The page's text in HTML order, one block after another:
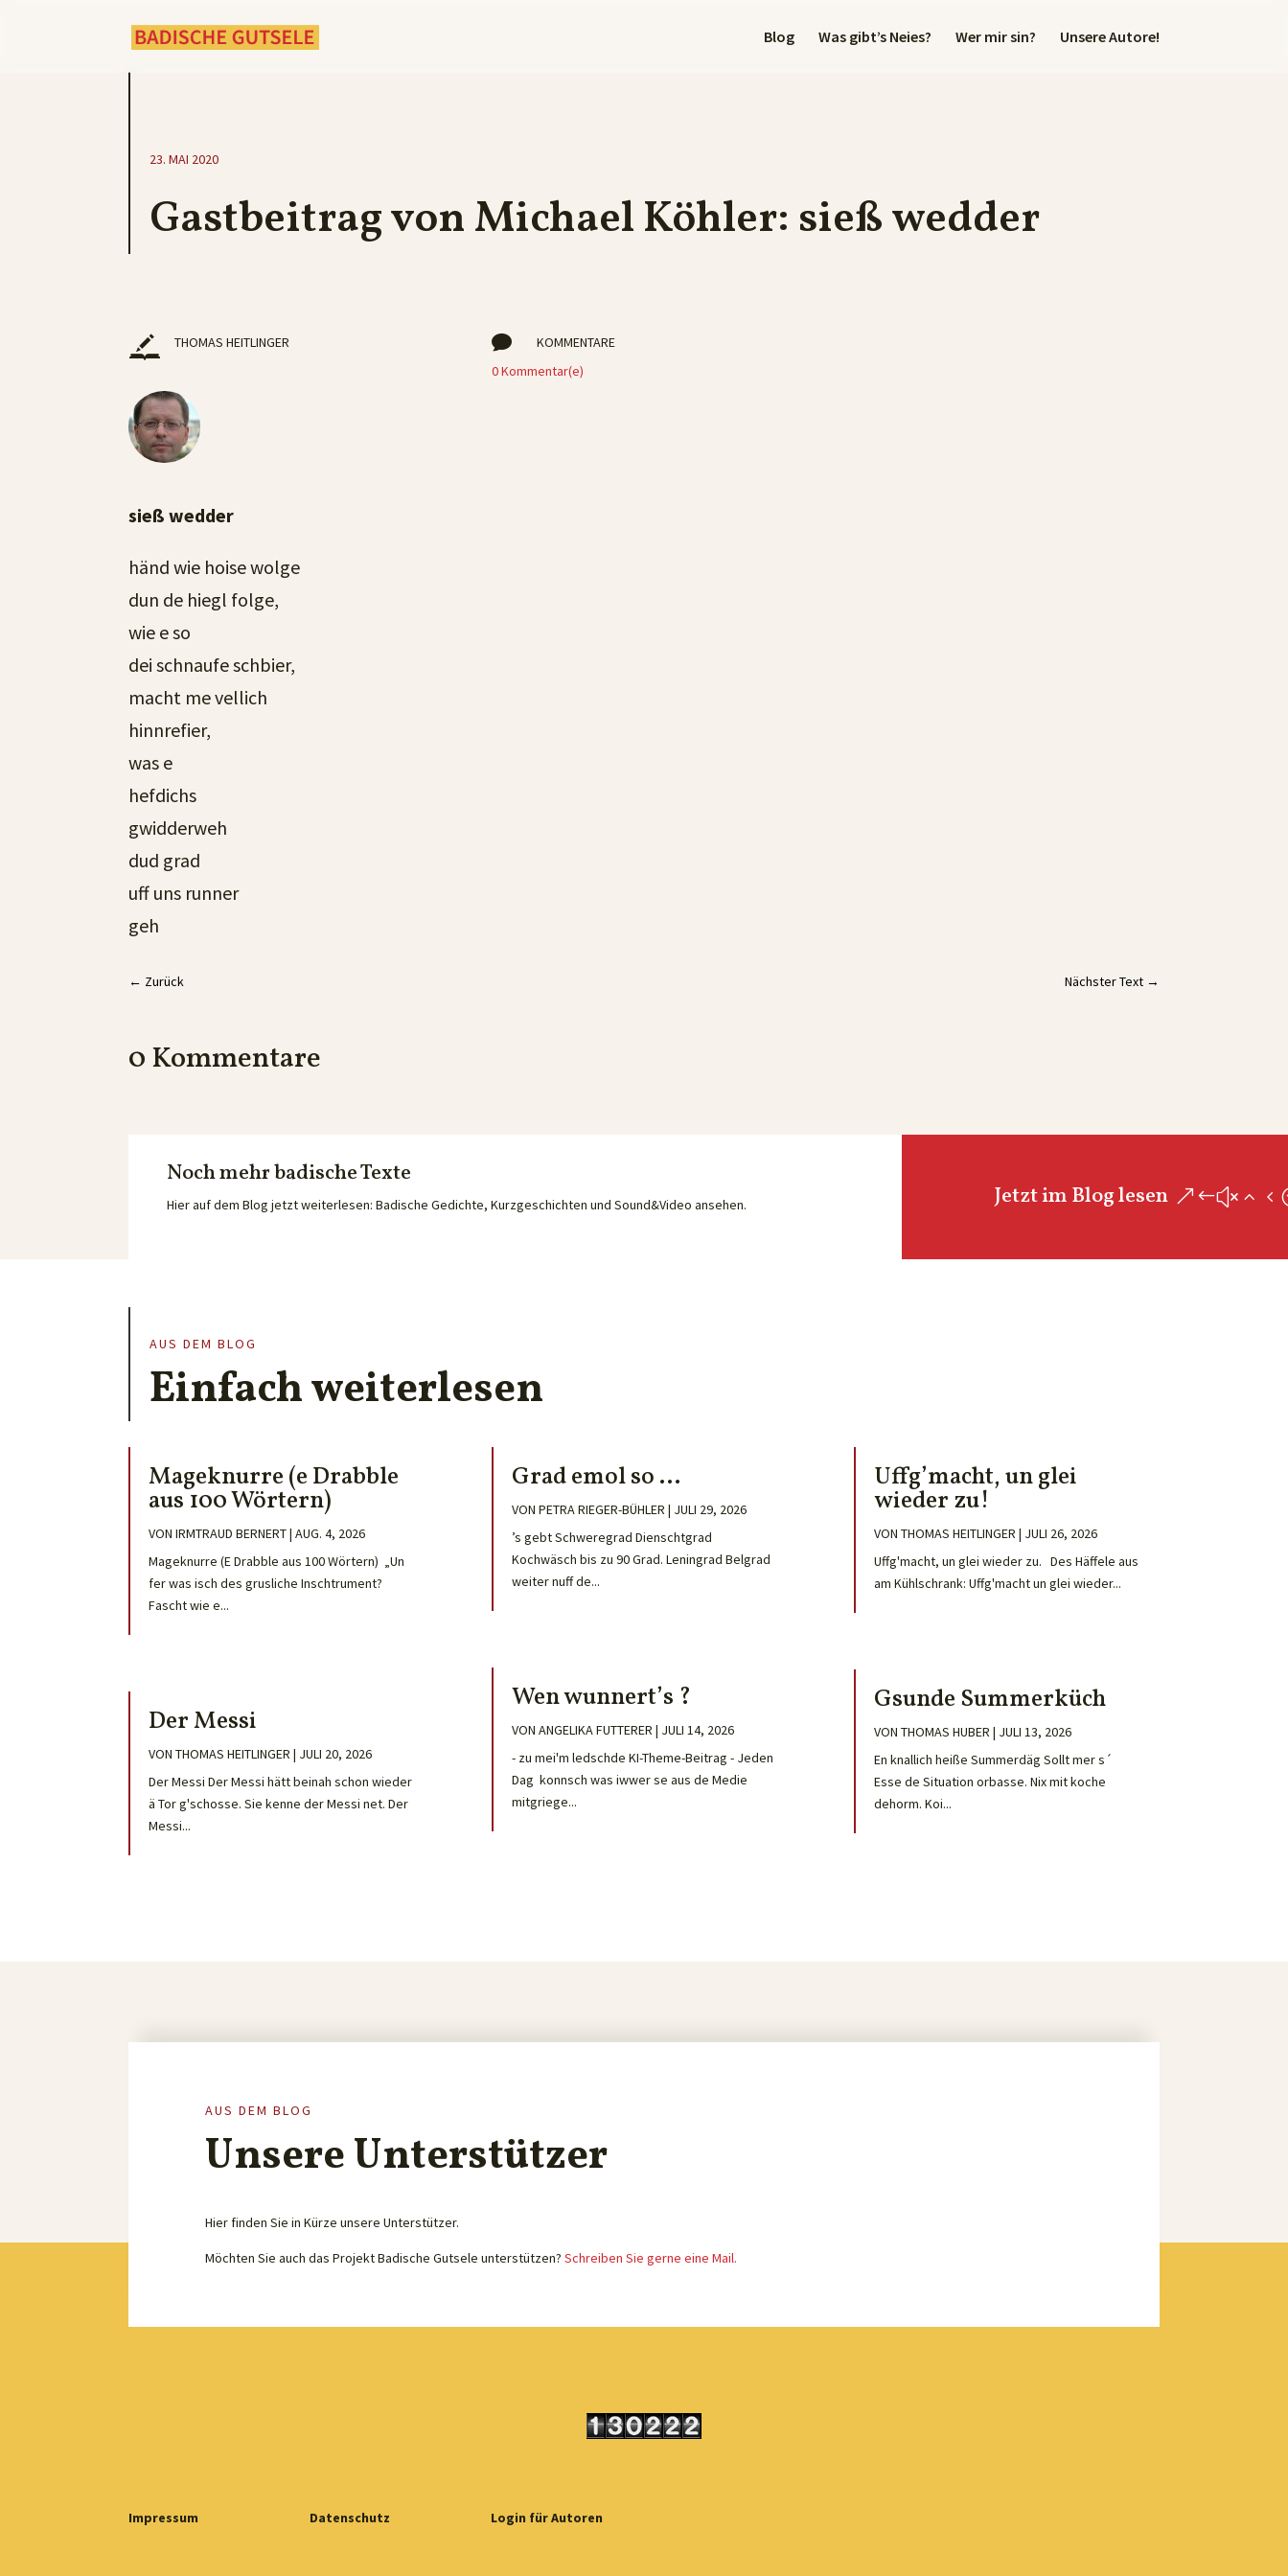
Blog Was gibt’s Neies? Wer mir sin? Unsere Autore!
23. MAI 2020
Gastbeitrag von Michael Köhler: sieß wedder
THOMAS HEITLINGER 
KOMMENTARE
0 Kommentar(e)
sieß wedder
händ wie hoise wolge
dun de hiegl folge,
wie e so
dei schnaufe schbier,
macht me vellich
hinnrefier,
was e
hefdichs
gwidderweh
dud grad
uff uns runner
geh
← Zurück Nächster Text→
0 Kommentare
Noch mehr badische Texte
Hier auf dem Blog jetzt weiterlesen: Badische Gedichte, Kurzgeschichten und Sound&Video ansehen. Jetzt im Blog lesen
AUS DEM BLOG
Einfach weiterlesen
Mageknurre (e Drabble
aus 100 Wörtern)
VONIRMTRAUD BERNERT|AUG. 4, 2026
Mageknurre (E Drabble aus 100 Wörtern) „Un
fer was isch des grusliche Inschtrument?
Fascht wie e...
Der Messi
VONTHOMAS HEITLINGER | JULI 20, 2026
Der Messi Der Messi hätt beinah schon wieder
ä Tor g'schosse. Sie kenne der Messi net. Der
Messi...
Grad emol so …
VON PETRA RIEGER-BÜHLER | JULI 29, 2026
’s gebt Schweregrad Dienschtgrad
Kochwäsch bis zu 90 Grad. Leningrad Belgrad
weiter nuff de...
Wen wunnert’s ?
VON ANGELIKA FUTTERER | JULI 14, 2026
- zu mei'm ledschde KI-Theme-Beitrag - Jeden
Dag konnsch was iwwer se aus de Medie
mitgriege...
Uffg’macht, un glei
wieder zu!
VON THOMAS HEITLINGER | JULI 26, 2026
Uffg'macht, un glei wieder zu. Des Häffele aus
am Kühlschrank: Uffg'macht un glei wieder...
Gsunde Summerküch
VON THOMAS HUBER | JULI 13, 2026
En knallich heiße Summerdäg Sollt mer s´
Esse de Situation orbasse. Nix mit koche
dehorm. Koi...
AUS DEM BLOG
Unsere Unterstützer
Hier finden Sie in Kürze unsere Unterstützer.
Möchten Sie auch das Projekt Badische Gutsele unterstützen?Schreiben Sie gerne eine Mail.
Impressum Datenschutz Login für Autoren